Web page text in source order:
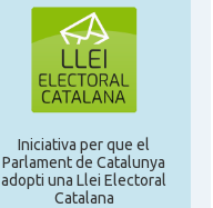
Iniciativa per que el
Parlament de Catalunya
adopti una Llei Electoral
Catalana